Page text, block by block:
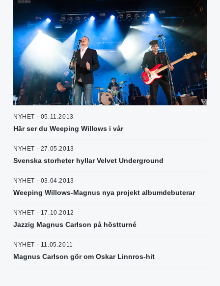
NYHET - 05.11.2013
Här ser du Weeping Willows i vår
NYHET - 27.05.2013
Svenska storheter hyllar Velvet Underground
NYHET - 03.04.2013
Weeping Willows-Magnus nya projekt albumdebuterar
NYHET - 17.10.2012
Jazzig Magnus Carlson på höstturné
NYHET - 11.05.2011
Magnus Carlson gör om Oskar Linnros-hit